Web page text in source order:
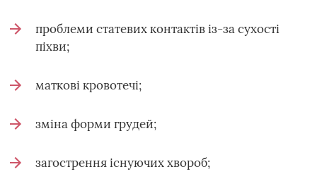
проблеми статевих контактів із-за сухості
піхви;
маткові кровотечі;
зміна форми грудей;
загострення існуючих хвороб;